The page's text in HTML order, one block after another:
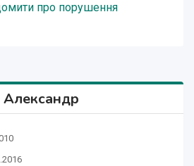
про порушення
Александр